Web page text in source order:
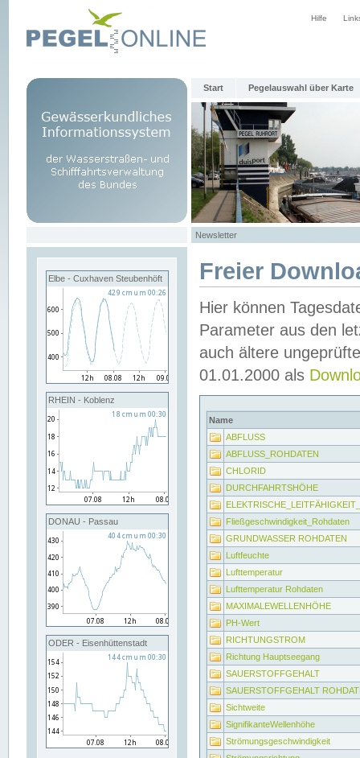
Hilfe
Start Pegelauswahl über Karte
Newsletter
Elbe - Cuxhaven Steubenhöft
RHEIN - Koblenz
DONAU - Passau
ODER - Eisenhüttenstadt
Freier
Hier können
Parameter aus den
auch ältere
01.01.2000 als
Name
ABFLUSS
ABFLUSS_ROHDATEN
CHLORID
DURCHFAHRTSHÖHE
Fließgeschwindigkeit_Rohdaten
GRUNDWASSER ROHDATEN
Luftfeuchte
Lufttemperatur
Lufttemperatur Rohdaten
MAXIMALEWELLENHÖHE
PH-Wert
RICHTUNGSTROM
Richtung Hauptseegang
SAUERSTOFFGEHALT
SAUERSTOFFGEHALT
Sichtweite
SignifikanteWellenhöhe
Strömungsgeschwindigkeit